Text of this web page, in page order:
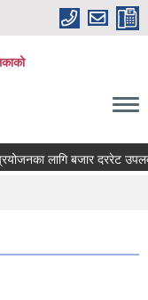
लागि बजार दररेट उपलब्ध
सम्वन्धी सूचना।